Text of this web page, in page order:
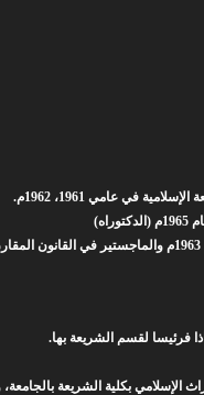
الإسلامي بكلية الشريعة